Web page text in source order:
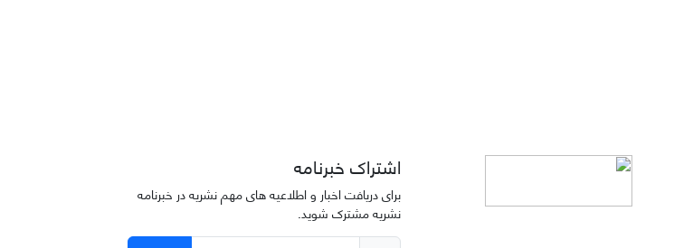
اشتراک خبرنامه
برای دریافت اخبار و اطلاعیه های مهم نشریه در خبرنامه
نشریه مشترک شوید.